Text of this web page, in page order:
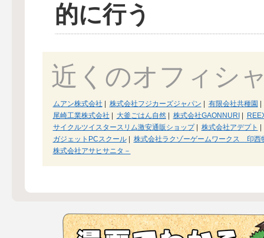
的に行う
近くのオフィシ
ムアン株式会社 株式会社フジカーズジャパン 有限会社共種園
尾崎工業株式会社
大釜ごはん自然| 株式会社GAONNURI
サイクルツイスタースリム激安通販ショップ| 株式会社アデプト
ガジェットPCスクール|
株式会社ラクゾーゲームワークス 印西
株式会社アサヒサニタ－